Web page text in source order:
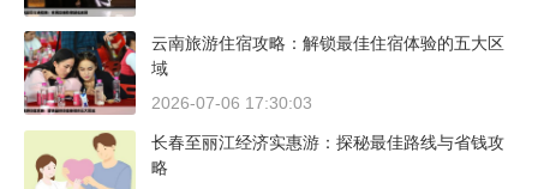
云南旅游住宿攻略：解锁最佳住宿体验的五大区
域
2026-07-06 17:30:03
长春至丽江经济实惠游：探秘最佳路线与省钱攻
略